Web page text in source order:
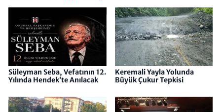
Süleyman Seba, Vefatının 12.
Yılında Hendek’te Anılacak
Keremali Yayla Yolunda
Büyük Çukur Tepkisi